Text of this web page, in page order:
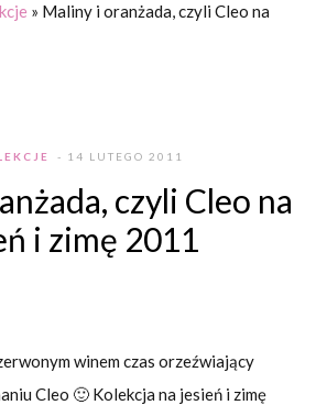
» Maliny i oranżada, czyli Cleo na
- 14 LUTEGO 2011
czyli Cleo na
i zimę 2011
winem czas orzeźwiający
Cleo 🙂 Kolekcja na jesień i zimę